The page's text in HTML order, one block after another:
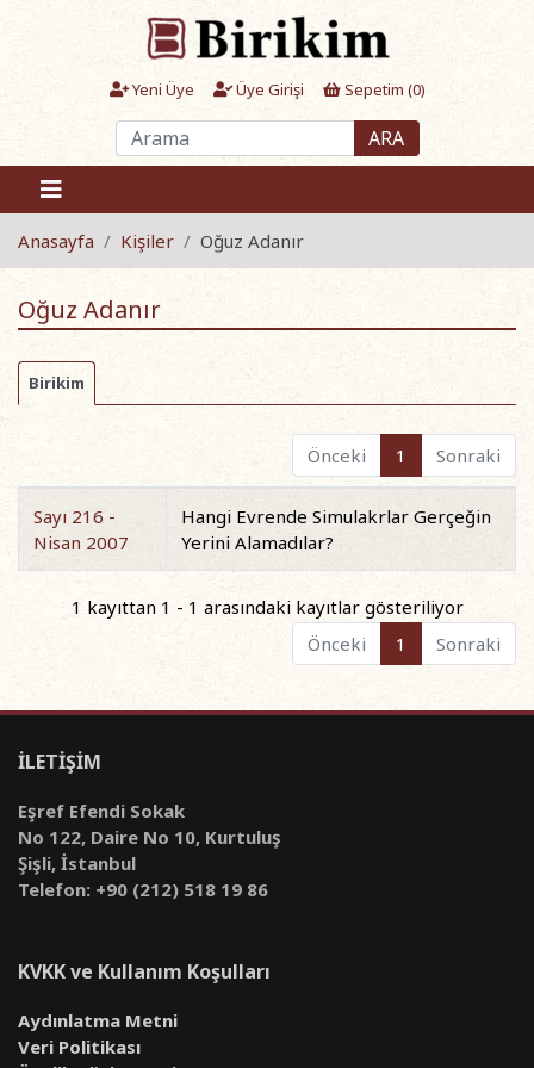
Yeni Üye Üye Girişi Sepetim (0)
ARA
Anasayfa Kişiler Oğuz Adanır
Oğuz Adanır
Birikim
Önceki 1 Sonraki
Sayı 216 -
Nisan 2007
Hangi Evrende Simulakrlar Gerçeğin
Yerini Alamadılar?
1 kayıttan 1 - 1 arasındaki kayıtlar gösteriliyor
Önceki
1 Sonraki
İLETİŞİM
Eşref Efendi Sokak
No 122, Daire No 10, Kurtuluş
Şişli, İstanbul
Telefon: +90 (212) 518 19 86
KVKK ve Kullanım Koşulları
Aydınlatma Metni
Veri Politikası